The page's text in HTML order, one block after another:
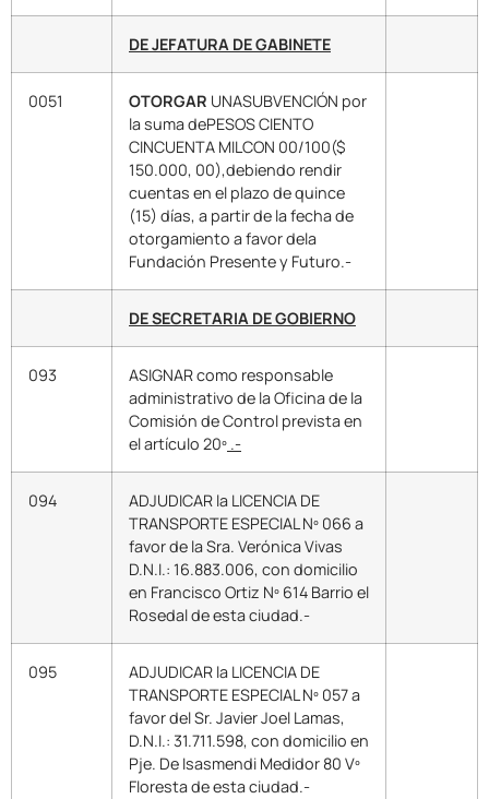
DE JEFATURA DE GABINETE
0051 OTORGAR UNASUBVENCIÓN por
la suma dePESOS CIENTO
CINCUENTA MILCON 00/100($
150.000, 00),debiendo rendir
cuentas en el plazo de quince
(15) días, a partir de la fecha de
otorgamiento a favor dela
Fundación Presente y Futuro.-
DE SECRETARIA DE GOBIERNO
093
ASIGNAR como responsable
administrativo de la Oficina de la
Comisión de Control prevista en
el artículo 20º .-
094
ADJUDICAR la LICENCIA DE
TRANSPORTE ESPECIAL Nº 066 a
favor de la Sra. Verónica Vivas
D.N.I.: 16.883.006, con domicilio
en Francisco Ortiz Nº 614 Barrio el
Rosedal de esta ciudad.-
095
ADJUDICAR la LICENCIA DE
TRANSPORTE ESPECIAL Nº 057 a
favor del Sr. Javier Joel Lamas,
D.N.I.: 31.711.598, con domicilio en
Pje. De Isasmendi Medidor 80 Vº
Floresta de esta ciudad.-